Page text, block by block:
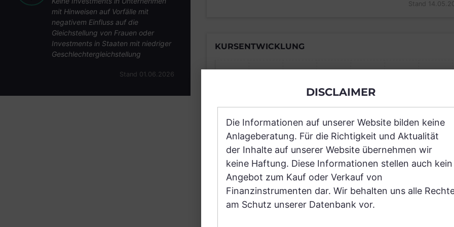
mit Hinweisen auf Vorfälle mit
negativem Einfluss auf die
Gleichstellung von Frauen oder
Investments in Staaten mit niedriger
Geschlechtergleichstellung
Stand 01.06.2026
Stand
KURSENTWICKLUNG
Einfach und kostenlos registrieren,
JETZT
BRANCHEN
DISCLAIMER
Die Informationen auf unserer Website bilden keine
Anlageberatung. Für die Richtigkeit und Aktualität
der Inhalte auf unserer Website übernehmen wir
keine Haftung. Diese Informationen stellen auch kein
Angebot zum Kauf oder Verkauf von
Finanzinstrumenten dar. Wir behalten uns alle
am Schutz unserer Datenbank vor.